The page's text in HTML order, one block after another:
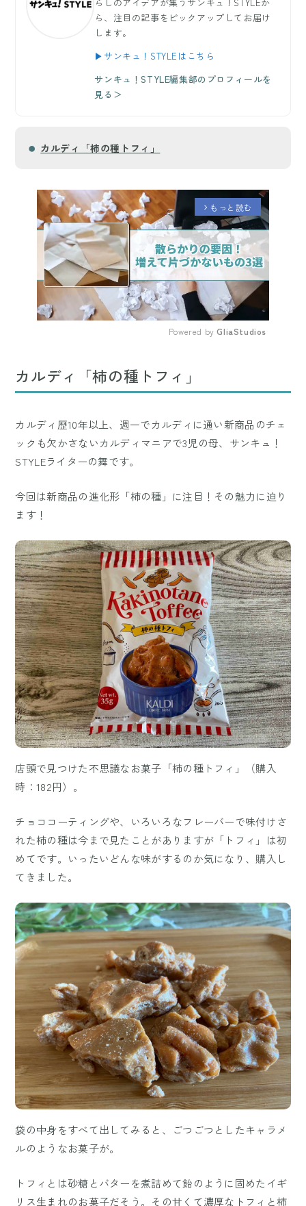
ら、注目の記事をピックアップしてお届け
します。
▶サンキュ！STYLEはこちら
サンキュ！STYLE編集部のプロフィールを
見る＞
カルディ「柿の種トフィ」
arrow_forward_ios もっと読む
Powered by GliaStudios
カルディ「柿の種トフィ」
カルディ歴10年以上、週一でカルディに通い新商品のチェ
ックも欠かさないカルディマニアで3児の母、サンキュ！
STYLEライターの舞です。
今回は新商品の進化形「柿の種」に注目！その魅力に迫り
ます！
店頭で見つけた不思議なお菓子「柿の種トフィ」（購入
時：182円）。
チョココーティングや、いろいろなフレーバーで味付けさ
れた柿の種は今まで見たことがありますが「トフィ」は初
めてです。いったいどんな味がするのか気になり、購入し
てきました。
袋の中身をすべて出してみると、ごつごつとしたキャラメ
ルのようなお菓子が。
トフィとは砂糖とバターを煮詰めて飴のように固めたイギ
リス生まれのお菓子だそう。その甘くて濃厚なトフィと柿